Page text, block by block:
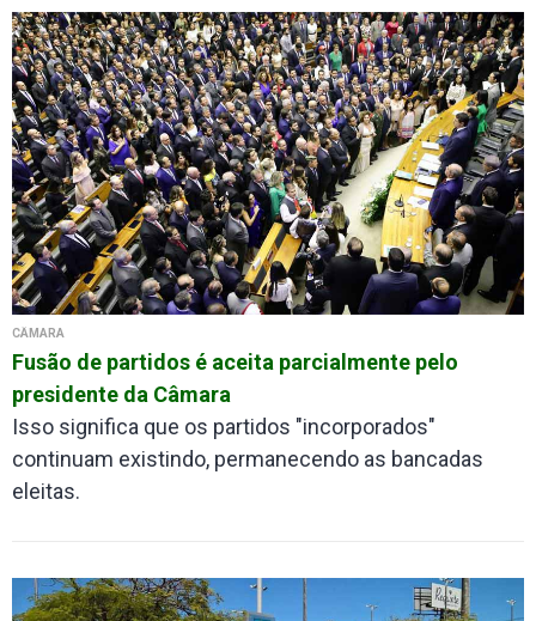
CÂMARA
Fusão de partidos é aceita parcialmente pelo
presidente da Câmara
Isso significa que os partidos "incorporados"
continuam existindo, permanecendo as bancadas
eleitas.